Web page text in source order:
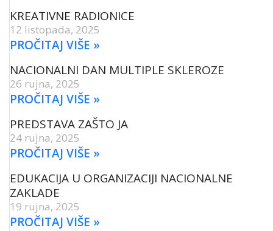
KREATIVNE RADIONICE
12 listopada, 2025
PROČITAJ VIŠE »
NACIONALNI DAN MULTIPLE SKLEROZE
26 rujna, 2025
PROČITAJ VIŠE »
PREDSTAVA ZAŠTO JA
24 rujna, 2025
PROČITAJ VIŠE »
EDUKACIJA U ORGANIZACIJI NACIONALNE
ZAKLADE
19 rujna, 2025
PROČITAJ VIŠE »